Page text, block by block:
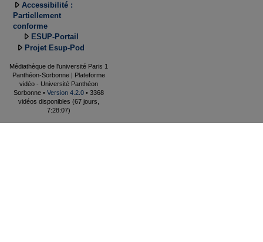
Accessibilité :
Partiellement
conforme
ESUP-Portail
Projet Esup-Pod
Médiathèque de l'université Paris 1
Panthéon-Sorbonne | Plateforme
vidéo - Université Panthéon
Sorbonne • Version 4.2.0 • 3368
vidéos disponibles (67 jours,
7:28:07)